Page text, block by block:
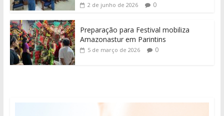
2 de junho de 2026 0
Preparação para Festival mobiliza
Amazonastur em Parintins
5 de março de 2026 0